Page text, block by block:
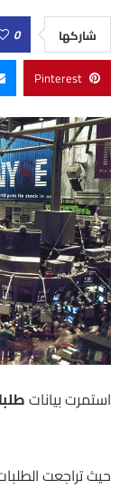
شاركها 0
Pinterest
استمرت بيانات
حيث تراجعت الطلبات الجديدة